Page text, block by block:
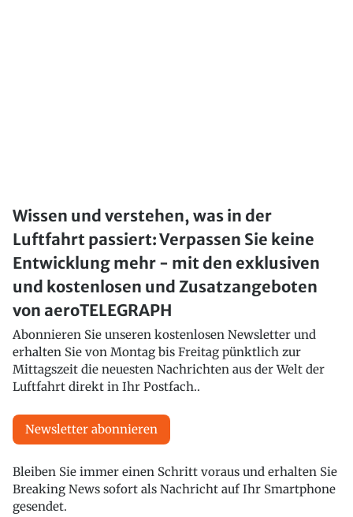
Wissen und verstehen, was in der
Luftfahrt passiert: Verpassen Sie keine
Entwicklung mehr - mit den exklusiven
und kostenlosen und Zusatzangeboten
von aeroTELEGRAPH
Abonnieren Sie unseren kostenlosen Newsletter und
erhalten Sie von Montag bis Freitag pünktlich zur
Mittagszeit die neuesten Nachrichten aus der Welt der
Luftfahrt direkt in Ihr Postfach..
Newsletter abonnieren
Bleiben Sie immer einen Schritt voraus und erhalten Sie
Breaking News sofort als Nachricht auf Ihr Smartphone
gesendet.